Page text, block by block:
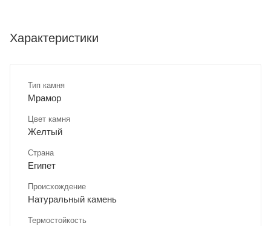
Характеристики
Тип камня
Мрамор
Цвет камня
Желтый
Страна
Египет
Происхождение
Натуральный камень
Термостойкость